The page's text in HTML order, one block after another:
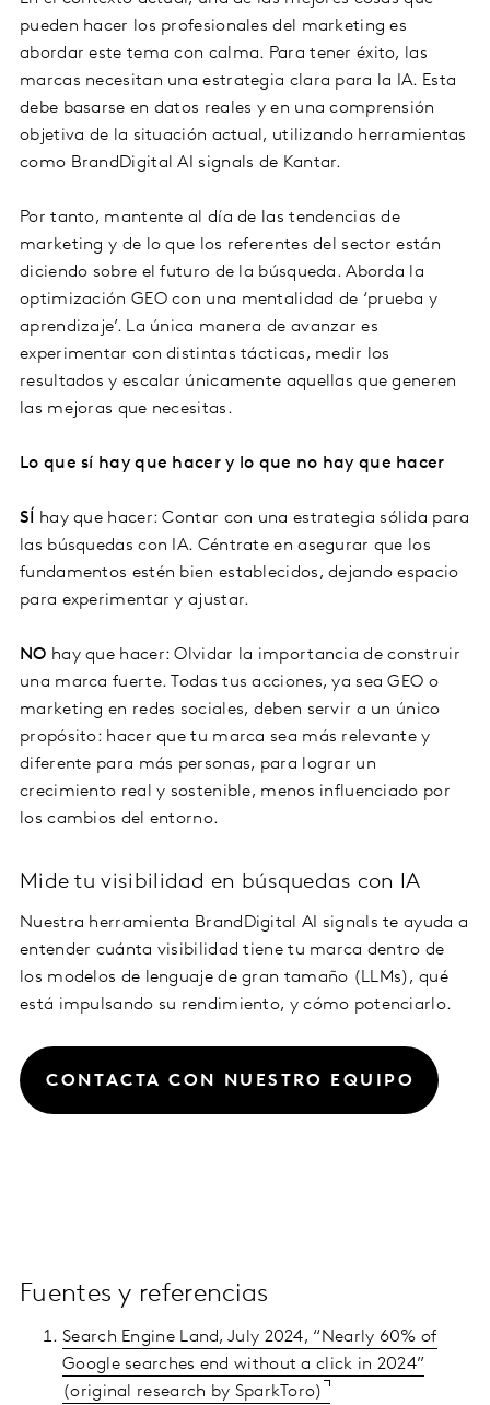
pueden hacer los profesionales del marketing es
abordar este tema con calma. Para tener éxito, las
marcas necesitan una estrategia clara para la IA. Esta
debe basarse en datos reales y en una comprensión
objetiva de la situación actual, utilizando herramientas
como BrandDigital AI signals de Kantar.
Por tanto, mantente al día de las tendencias de
marketing y de lo que los referentes del sector están
diciendo sobre el futuro de la búsqueda. Aborda la
optimización GEO con una mentalidad de ‘prueba y
aprendizaje’. La única manera de avanzar es
experimentar con distintas tácticas, medir los
resultados y escalar únicamente aquellas que generen
las mejoras que necesitas.
Lo que sí hay que hacer y lo que no hay que hacer
SÍ
hay que hacer: Contar con una estrategia sólida para
las búsquedas con IA. Céntrate en asegurar que los
fundamentos estén bien establecidos, dejando espacio
para experimentar y ajustar.
NO hay que hacer: Olvidar la importancia de construir
una marca fuerte. Todas tus acciones, ya sea GEO o
marketing en redes sociales, deben servir a un único
propósito: hacer que tu marca sea más relevante y
diferente para más personas, para lograr un
crecimiento real y sostenible, menos influenciado por
los cambios del entorno.
Mide tu visibilidad en búsquedas con IA
Nuestra herramienta BrandDigital AI signals te ayuda a
entender cuánta visibilidad tiene tu marca dentro de
los modelos de lenguaje de gran tamaño (LLMs), qué
está impulsando su rendimiento, y cómo potenciarlo.
CONTACTA CON NUESTRO EQUIPO
Fuentes y referencias
Search Engine Land, July 2024, “Nearly 60% of
Google searches end without a click in 2024”
(original research by SparkToro)